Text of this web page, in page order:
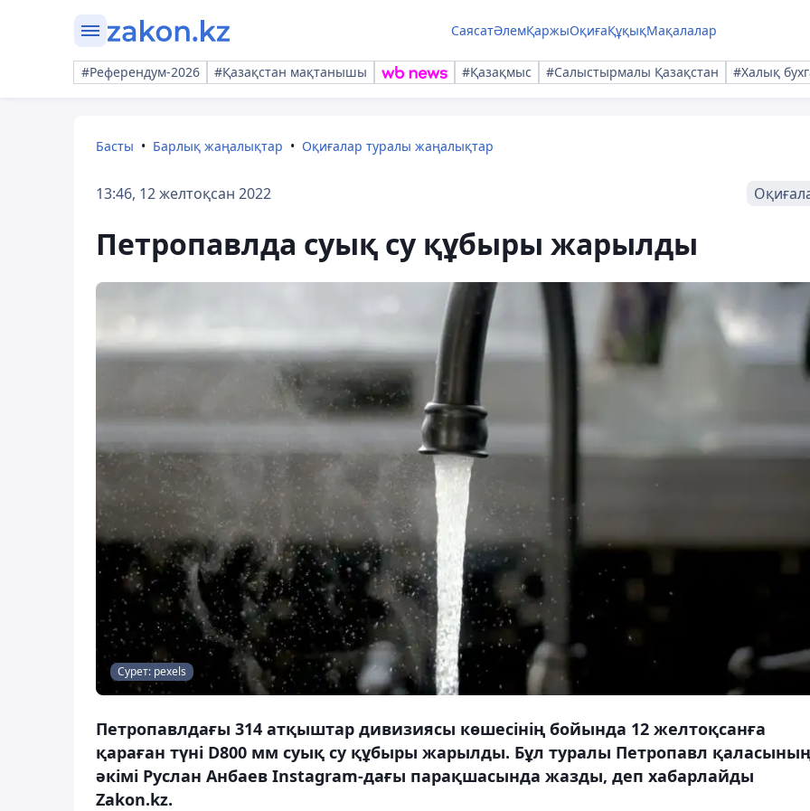
СаясатӘлемҚаржыОқиғаҚұқықМақалалар
#Референдум-2026 #Қазақстан мақтанышы #Қазақмыс #Салыстырмалы Қазақстан #Халық
Басты Барлық жаңалықтар Оқиғалар туралы жаңалықтар
13:46, 12 желтоқсан 2022
Петропавлда суық су құбыры жарылды
Сурет: pexels
Петропавлдағы 314 атқыштар дивизиясы көшесінің бойында 12 желтоқсанға
қараған түні D800 мм суық су құбыры жарылды. Бұл туралы Петропавл
әкімі Руслан Анбаев Instagram-дағы парақшасында жазды, деп хабарлайды
Zakon.kz.